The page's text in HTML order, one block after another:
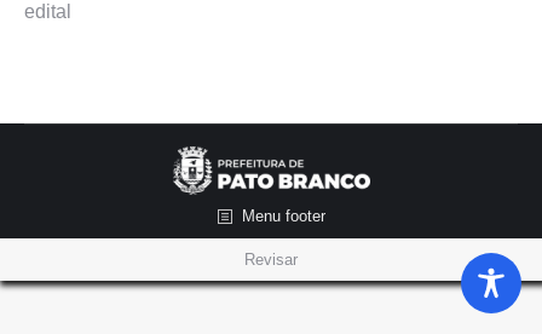
edital
Menu footer
Revisar